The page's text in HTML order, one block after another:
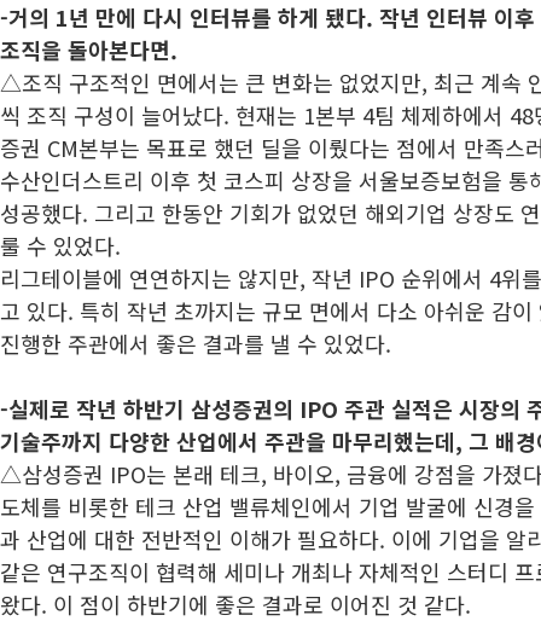
-거의 1년 만에 다시 인터뷰를 하게 됐다. 작년 인터뷰 이
조직을 돌아본다면.
△조직 구조적인 면에서는 큰 변화는 없었지만, 최근 계속
씩 조직 구성이 늘어났다. 현재는 1본부 4팀 체제하에서
증권 CM본부는 목표로 했던 딜을 이뤘다는 점에서 만족스
수산인더스트리 이후 첫 코스피 상장을 서울보증보험을
성공했다. 그리고 한동안 기회가 없었던 해외기업 상장도
룰 수 있었다.
리그테이블에 연연하지는 않지만, 작년 IPO 순위에서 4위
고 있다. 특히 작년 초까지는 규모 면에서 다소 아쉬운 감
진행한 주관에서 좋은 결과를 낼 수 있었다.
-실제로 작년 하반기 삼성증권의 IPO 주관 실적은 시장의
기술주까지 다양한 산업에서 주관을 마무리했는데, 그 배
△삼성증권 IPO는 본래 테크, 바이오, 금융에 강점을 가졌
도체를 비롯한 테크 산업 밸류체인에서 기업 발굴에 신경
과 산업에 대한 전반적인 이해가 필요하다. 이에 기업을 알
같은 연구조직이 협력해 세미나 개최나 자체적인 스터디
왔다. 이 점이 하반기에 좋은 결과로 이어진 것 같다.